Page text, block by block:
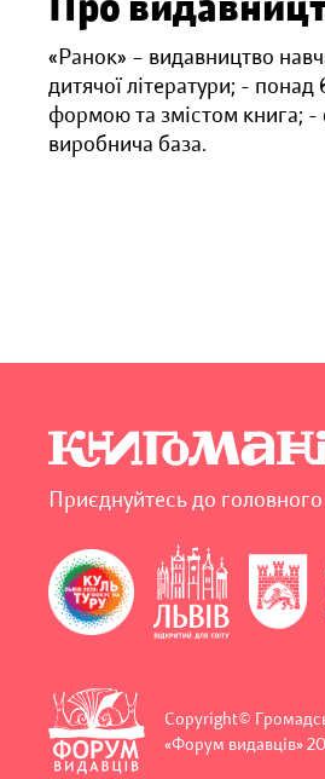
«Ранок» – видавництво
дитячої літератури; -
формою та змістом книга; -
виробнича база.
Приєднуйтесь до
Copyright©
«Форум видавців»